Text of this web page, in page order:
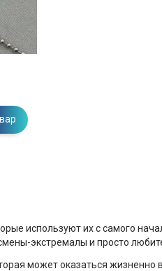
используют их с самого
экстремалы и просто
может оказаться